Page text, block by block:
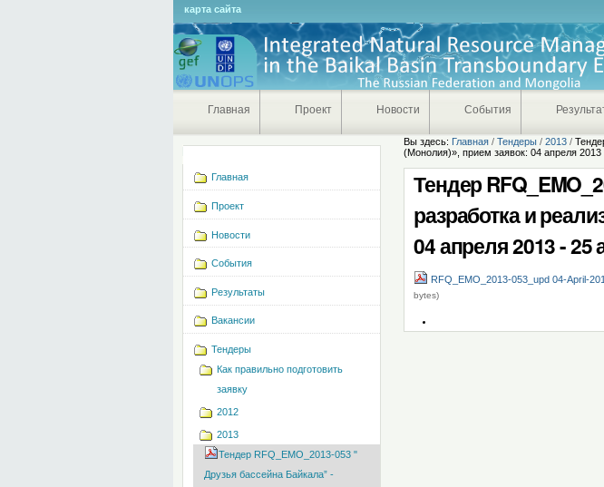
карта сайта
Главная Проект Новости События
Вы здесь: Главная /Тендеры /2013 /
(Монолия)», прием заявок: 04 апреля 2013
Тендер
разработка и
04 апреля 2013 - 25
RFQ_EMO_2013-053_upd 04-April-
bytes)
Операции
с
Главная
Проект
Новости
События
Результаты
Вакансии
Тендеры
Как правильно подготовить
заявку
2012
2013
Тендер RFQ_EMO_2013-053 "
Друзья бассейна Байкала” -